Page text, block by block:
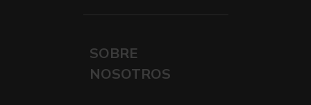
SOBRE
NOSOTROS